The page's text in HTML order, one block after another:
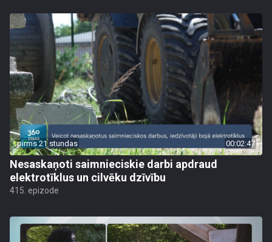
pirms 21 stundas 00:02:47
Nesaskaņoti saimnieciskie darbi apdraud
elektrotīklus un cilvēku dzīvību
415. epizode